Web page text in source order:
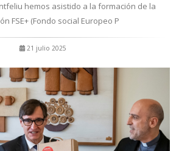
hemos asistido a la formación de la
FSE+ (Fondo social Europeo P
21 julio 2025